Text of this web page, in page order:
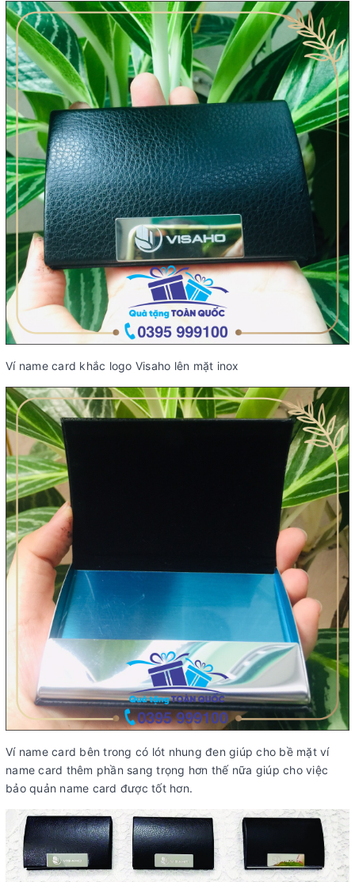
Ví name card khắc logo Visaho lên mặt inox
Ví name card bên trong có lót nhung đen giúp cho bề mặt ví
name card thêm phần sang trọng hơn thế nữa giúp cho việc
bảo quản name card được tốt hơn.